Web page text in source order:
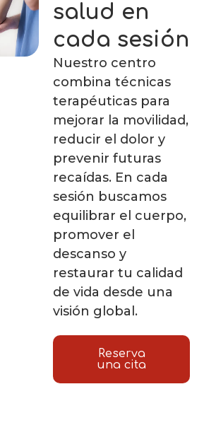
salud en
cada sesión
Nuestro centro
combina técnicas
terapéuticas para
mejorar la movilidad,
reducir el dolor y
prevenir futuras
recaídas. En cada
sesión buscamos
equilibrar el cuerpo,
promover el
descanso y
restaurar tu calidad
de vida desde una
visión global.
Reserva
una cita